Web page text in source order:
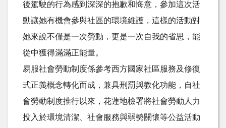
後駕駛的行為感到深深的抱歉和悔意，參加這次活
動讓她有機會參與社區的環境維護，這樣的活動對
她來說不僅是一次勞動，更是一次自我的省思，能
從中獲得滿滿正能量。
易服社會勞動制度係參考西方國家社區服務及修復
式正義概念轉化而成，兼具刑罰與教化功能，自社
會勞動制度推行以來，花蓮地檢署將社會勞動人力
投入於環境清潔、社會服務與弱勢關懷等公益活動